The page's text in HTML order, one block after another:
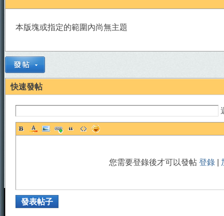
天
本版塊或指定的範圍內尚無主題
快速發帖
您需要登錄後才可以發帖 登錄
發表帖子